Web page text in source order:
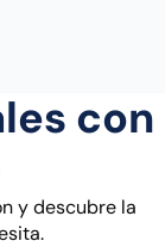
con
y descubre la